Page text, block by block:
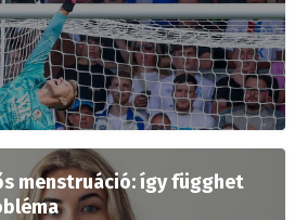
menstruáció: így függhet